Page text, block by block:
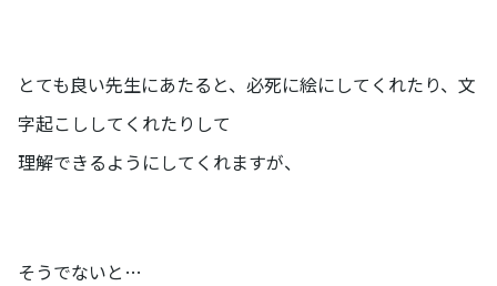
とても良い先生にあたると、必死に絵にしてくれたり、文
字起こししてくれたりして
理解できるようにしてくれますが、
そうでないと…